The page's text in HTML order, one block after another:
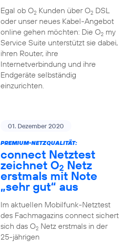
Egal ob O2Kunden über O2DSL
oder unser neues Kabel-Angebot
online gehen möchten: Die O2my
Service Suite unterstützt sie dabei,
ihren Router, ihre
Internetverbindung und ihre
Endgeräte selbständig
einzurichten.
01. Dezember 2020
PREMIUM-NETZQUALITÄT:
connect Netztest
zeichnet O2 Netz
erstmals mit Note
„sehr gut“ aus
Im aktuellen Mobilfunk-Netztest
des Fachmagazins connect sichert
sich das O2Netz erstmals in der
25-jährigen